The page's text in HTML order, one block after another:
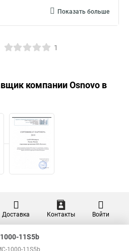
Показать больше
1
компанииOsnovo в
Доставка Контакты Войти
11S5b
1000-11S5b